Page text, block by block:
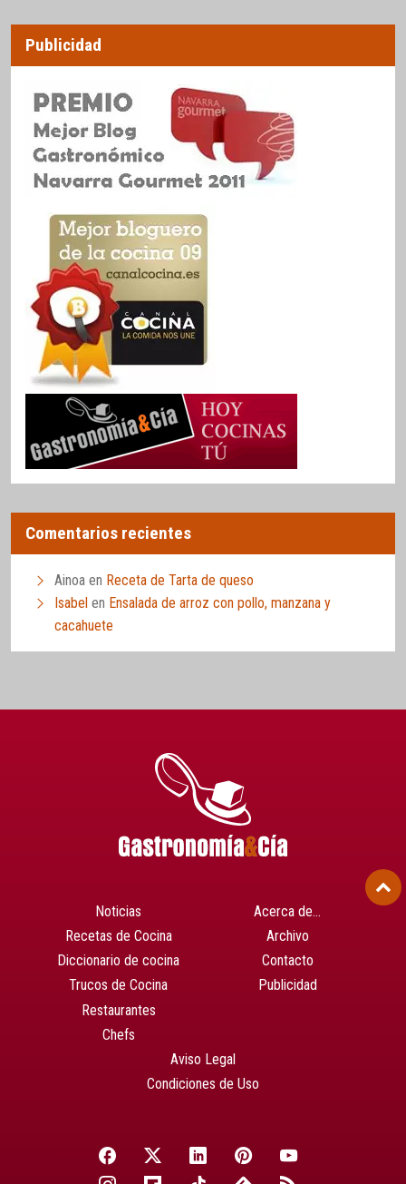
Publicidad
Comentarios recientes
Ainoa en Receta de Tarta de queso
Isabel en Ensalada de arroz con pollo, manzana y
cacahuete
Noticias
Recetas de Cocina
Diccionario de cocina
Trucos de Cocina
Restaurantes
Chefs
Acerca de…
Archivo
Contacto
Publicidad
Aviso Legal
Condiciones de Uso